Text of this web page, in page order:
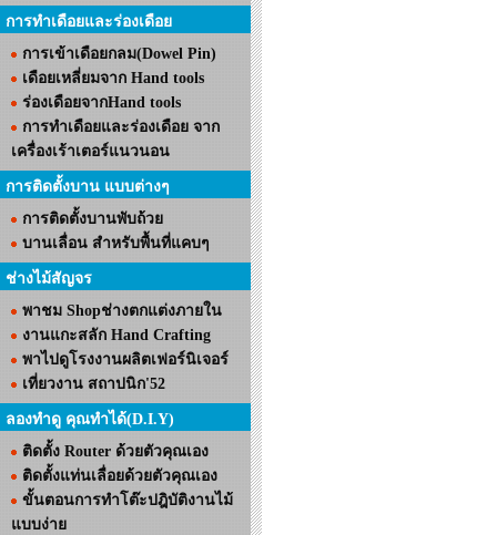
การทำเดือยและร่องเดือย
การเข้าเดือยกลม(Dowel Pin)
เดือยเหลี่ยมจาก Hand tools
ร่องเดือยจากHand tools
การทำเดือยและร่องเดือย จาก
เครื่องเร้าเตอร์แนวนอน
การติดตั้งบาน แบบต่างๆ
การติดตั้งบานพับถ้วย
บานเลื่อน สำหรับพื้นที่แคบๆ
ช่างไม้สัญจร
พาชม Shopช่างตกแต่งภายใน
งานแกะสลัก Hand Crafting
พาไปดูโรงงานผลิตเฟอร์นิเจอร์
เที่ยวงาน สถาปนิก'52
ลองทำดู คุณทำได้(D.I.Y)
ติดตั้ง Router ด้วยตัวคุณเอง
ติดตั้งแท่นเลื่อยด้วยตัวคุณเอง
ขั้นตอนการทำโต๊ะปฎิบัติงานไม้
แบบง่าย